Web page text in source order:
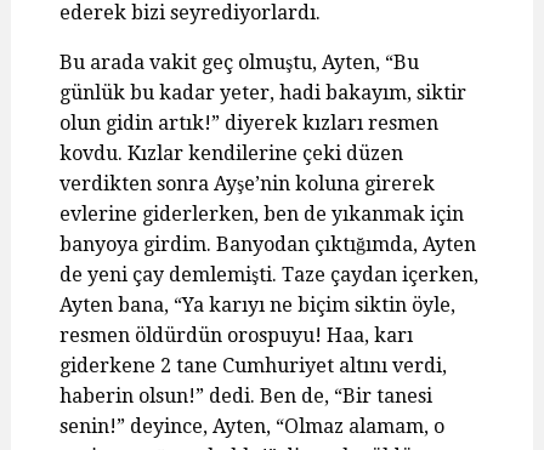
ederek bizi seyrediyorlardı.
Bu arada vakit geç olmuştu, Ayten, “Bu
günlük bu kadar yeter, hadi bakayım, siktir
olun gidin artık!” diyerek kızları resmen
kovdu. Kızlar kendilerine çeki düzen
verdikten sonra Ayşe’nin koluna girerek
evlerine giderlerken, ben de yıkanmak için
banyoya girdim. Banyodan çıktığımda, Ayten
de yeni çay demlemişti. Taze çaydan içerken,
Ayten bana, “Ya karıyı ne biçim siktin öyle,
resmen öldürdün orospuyu! Haa, karı
giderkene 2 tane Cumhuriyet altını verdi,
haberin olsun!” dedi. Ben de, “Bir tanesi
senin!” deyince, Ayten, “Olmaz alamam, o